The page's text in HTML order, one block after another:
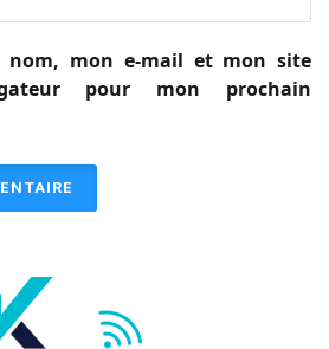
nom, mon e-mail et mon site
pour mon prochain